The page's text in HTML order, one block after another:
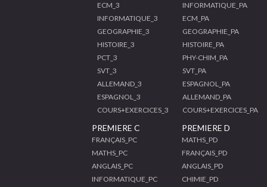
ECM_3
INFORMATIQUE_3
GEOGRAPHIE_3
HISTOIRE_3
PCT_3
SVT_3
ALLEMAND_3
ESPAGNOL_3
COURS+EXERCICES_3
INFORMATIQUE_PA
ECM_PA
GEOGRAPHIE_PA
HISTOIRE_PA
PHY-CHIM_PA
SVT_PA
ESPAGNOL_PA
ALLEMAND_PA
COURS+EXERCICES_PA
PREMIERE C
FRANÇAIS_PC
MATHS_PC
ANGLAIS_PC
INFORMATIQUE_PC
PREMIERE D
MATHS_PD
FRANÇAIS_PD
ANGLAIS_PD
CHIMIE_PD